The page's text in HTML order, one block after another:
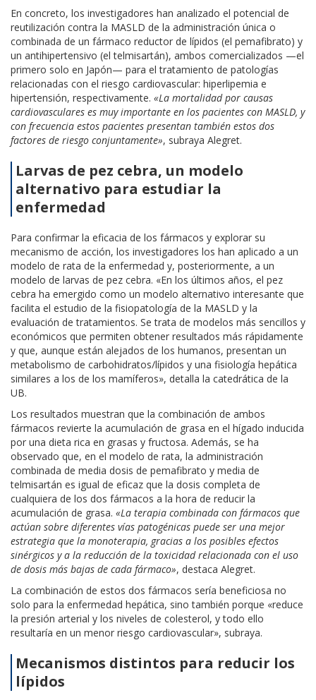
En concreto, los investigadores han analizado el potencial de
reutilización contra la MASLD de la administración única o
combinada de un fármaco reductor de lípidos (el pemafibrato) y
un antihipertensivo (el telmisartán), ambos comercializados —el
primero solo en Japón— para el tratamiento de patologías
relacionadas con el riesgo cardiovascular: hiperlipemia e
hipertensión, respectivamente. «La mortalidad por causas
cardiovasculares es muy importante en los pacientes con MASLD, y
con frecuencia estos pacientes presentan también estos dos
factores de riesgo conjuntamente», subraya Alegret.
Larvas de pez cebra, un modelo
alternativo para estudiar la
enfermedad
Para confirmar la eficacia de los fármacos y explorar su
mecanismo de acción, los investigadores los han aplicado a un
modelo de rata de la enfermedad y, posteriormente, a un
modelo de larvas de pez cebra. «En los últimos años, el pez
cebra ha emergido como un modelo alternativo interesante que
facilita el estudio de la fisiopatología de la MASLD y la
evaluación de tratamientos. Se trata de modelos más sencillos y
económicos que permiten obtener resultados más rápidamente
y que, aunque están alejados de los humanos, presentan un
metabolismo de carbohidratos/lípidos y una fisiología hepática
similares a los de los mamíferos», detalla la catedrática de la
UB.
Los resultados muestran que la combinación de ambos
fármacos revierte la acumulación de grasa en el hígado inducida
por una dieta rica en grasas y fructosa. Además, se ha
observado que, en el modelo de rata, la administración
combinada de media dosis de pemafibrato y media de
telmisartán es igual de eficaz que la dosis completa de
cualquiera de los dos fármacos a la hora de reducir la
acumulación de grasa. «La terapia combinada con fármacos que
actúan sobre diferentes vías patogénicas puede ser una mejor
estrategia que la monoterapia, gracias a los posibles efectos
sinérgicos y a la reducción de la toxicidad relacionada con el uso
de dosis más bajas de cada fármaco», destaca Alegret.
La combinación de estos dos fármacos sería beneficiosa no
solo para la enfermedad hepática, sino también porque «reduce
la presión arterial y los niveles de colesterol, y todo ello
resultaría en un menor riesgo cardiovascular», subraya.
Mecanismos distintos para reducir los
lípidos